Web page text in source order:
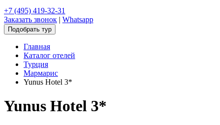
+7 (495) 419-32-31
Заказать звонок | Whatsapp
Подобрать тур
Главная
Каталог отелей
Турция
Мармарис
Yunus Hotel 3*
Yunus Hotel 3*